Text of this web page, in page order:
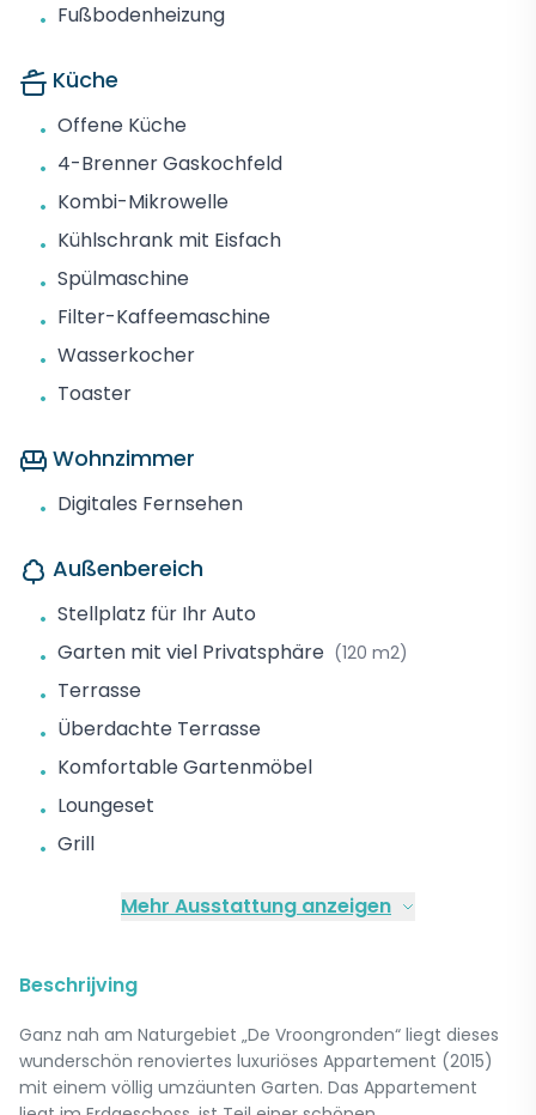
• Fußbodenheizung
Küche
• Offene Küche
• 4-Brenner Gaskochfeld
• Kombi-Mikrowelle
• Kühlschrank mit Eisfach
• Spülmaschine
• Filter-Kaffeemaschine
• Wasserkocher
• Toaster
Wohnzimmer
• Digitales Fernsehen
Außenbereich
• Stellplatz für Ihr Auto
• Garten mit viel Privatsphäre (120 m2)
• Terrasse
• Überdachte Terrasse
• Komfortable Gartenmöbel
• Loungeset
• Grill
Mehr Ausstattung anzeigen
Beschrijving
Ganz nah am Naturgebiet „De Vroongronden“ liegt dieses
wunderschön renoviertes luxuriöses Appartement (2015)
mit einem völlig umzäunten Garten. Das Appartement